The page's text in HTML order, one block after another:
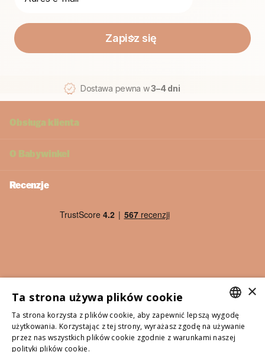
Zapisz się
Dostawa pewna w3–4 dni
Obsługa klienta
O Babywinkel
Recenzje
© 2026Babywinkel - Wszystkie podane ceny zawierają
DUTCH
ITALIAN
×
Ta strona używa plików cookie
Ta strona korzysta z plików cookie, aby zapewnić lepszą wygodę
użytkowania. Korzystając z tej strony, wyrażasz zgodę na używanie
przez nas wszystkich plików cookie zgodnie z warunkami naszej
polityki plików cookie.